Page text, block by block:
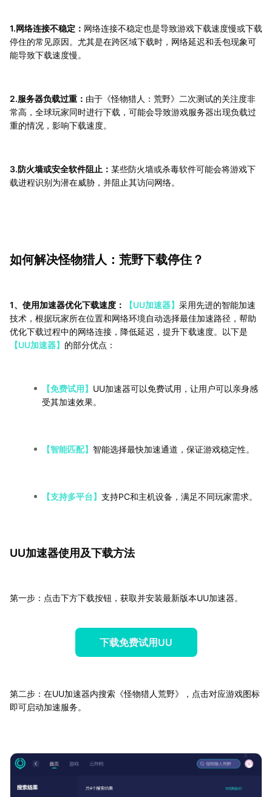
1.网络连接不稳定： 网络连接不稳定也是导致游戏下载速度慢或下载
停住的常见原因。尤其是在跨区域下载时，网络延迟和丢包现象可
能导致下载速度慢。
2.服务器负载过重： 由于《怪物猎人：荒野》二次测试的关注度非
常高，全球玩家同时进行下载，可能会导致游戏服务器出现负载过
重的情况，影响下载速度。
3.防火墙或安全软件阻止： 某些防火墙或杀毒软件可能会将游戏下
载进程识别为潜在威胁，并阻止其访问网络。
如何解决怪物猎人：荒野下载停住？
1、使用加速器优化下载速度： 【UU加速器】 采用先进的智能加速
技术，根据玩家所在位置和网络环境自动选择最佳加速路径，帮助
优化下载过程中的网络连接，降低延迟，提升下载速度。以下是
【UU加速器】 的部分优点：
【免费试用】 UU加速器可以免费试用，让用户可以亲身感
受其加速效果。
【智能匹配】 智能选择最快加速通道，保证游戏稳定性。
【支持多平台】 支持PC和主机设备，满足不同玩家需求。
UU加速器使用及下载方法
第一步：点击下方下载按钮，获取并安装最新版本UU加速器。
下载免费试用UU
第二步：在UU加速器内搜索《怪物猎人荒野》，点击对应游戏图标
即可启动加速服务。